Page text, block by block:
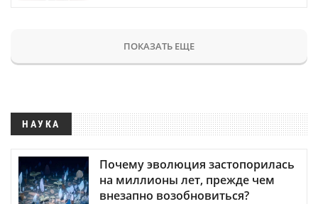
ПОКАЗАТЬ ЕЩЕ
НАУКА
Почему эволюция застопорилась
на миллионы лет, прежде чем
внезапно возобновиться?